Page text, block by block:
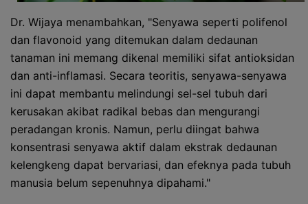
Dr. Wijaya menambahkan, "Senyawa seperti polifenol
dan flavonoid yang ditemukan dalam dedaunan
tanaman ini memang dikenal memiliki sifat antioksidan
dan anti-inflamasi. Secara teoritis, senyawa-senyawa
ini dapat membantu melindungi sel-sel tubuh dari
kerusakan akibat radikal bebas dan mengurangi
peradangan kronis. Namun, perlu diingat bahwa
konsentrasi senyawa aktif dalam ekstrak dedaunan
kelengkeng dapat bervariasi, dan efeknya pada tubuh
manusia belum sepenuhnya dipahami."